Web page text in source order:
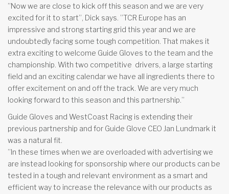
”Now we are close to kick off this season and we are very
excited for it to start”, Dick says. ”TCR Europe has an
impressive and strong starting grid this year and we are
undoubtedly facing some tough competition. That makes it
extra exciting to welcome Guide Gloves to the team and the
championship. With two competitive drivers, a large starting
field and an exciting calendar we have all ingredients there to
offer excitement on and off the track. We are very much
looking forward to this season and this partnership.”
Guide Gloves and WestCoast Racing is extending their
previous partnership and for Guide Glove CEO Jan Lundmark it
was a natural fit.
”In these times when we are overloaded with advertising we
are instead looking for sponsorship where our products can be
tested in a tough and relevant environment as a smart and
efficient way to increase the relevance with our products as